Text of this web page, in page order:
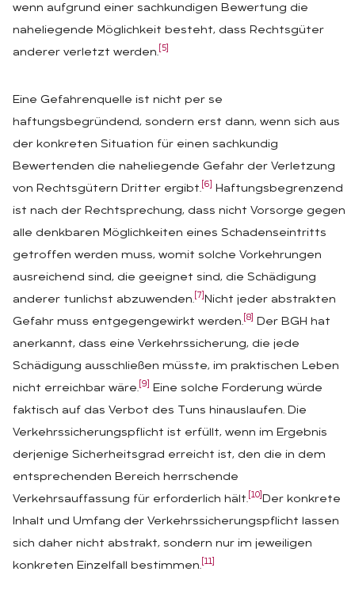
wenn aufgrund einer sachkundigen Bewertung die
naheliegende Möglichkeit besteht, dass Rechtsgüter
anderer verletzt werden. [5]
Eine Gefahrenquelle ist nicht per se
haftungsbegründend, sondern erst dann, wenn sich aus
der konkreten Situation für einen sachkundig
Bewertenden die naheliegende Gefahr der Verletzung
von Rechtsgütern Dritter ergibt. [6]
Haftungsbegrenzend
ist nach der Rechtsprechung, dass nicht Vorsorge gegen
alle denkbaren Möglichkeiten eines Schadenseintritts
getroffen werden muss, womit solche Vorkehrungen
ausreichend sind, die geeignet sind, die Schädigung
anderer tunlichst abzuwenden. [7] Nicht jeder abstrakten
Gefahr muss entgegengewirkt werden. [8]
Der BGH hat
anerkannt, dass eine Verkehrssicherung, die jede
Schädigung ausschließen müsste, im praktischen Leben
nicht erreichbar wäre. [9]
Eine solche Forderung würde
faktisch auf das Verbot des Tuns hinauslaufen. Die
Verkehrssicherungspflicht ist erfüllt, wenn im Ergebnis
derjenige Sicherheitsgrad erreicht ist, den die in dem
entsprechenden Bereich herrschende
Verkehrsauffassung für erforderlich hält. [10] Der konkrete
Inhalt und Umfang der Verkehrssicherungspflicht lassen
sich daher nicht abstrakt, sondern nur im jeweiligen
konkreten Einzelfall bestimmen. [11]